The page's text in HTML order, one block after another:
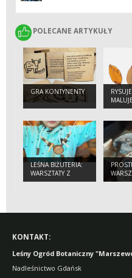
POLECANE ARTYKUŁY
POLECANE ARTYKUŁY
GRA KONTYNENTY
LEŚNA BIŻUTERIA:
WARSZTATY Z
DREWNEM DLA
KONTAKT:
Leśny Ogród Botaniczny
Nadleśnictwo Gdańsk